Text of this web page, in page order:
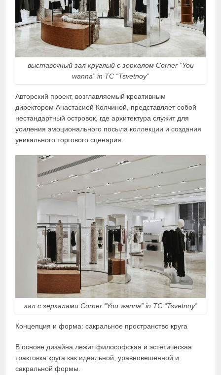
выставочный зал круглый с зеркалом Corner “You
wanna” in TC “Tsvetnoy”
Авторский проект, возглавляемый креативным
директором Анастасией Колчиной, представляет собой
нестандартный островок, где архитектура служит для
усиления эмоционального посыла коллекции и создания
уникального торгового сценария.
зал с зеркалами Corner “You wanna” in TC “Tsvetnoy”
Концепция и форма: сакральное пространство круга
В основе дизайна лежит философская и эстетическая
трактовка круга как идеальной, уравновешенной и
сакральной формы.